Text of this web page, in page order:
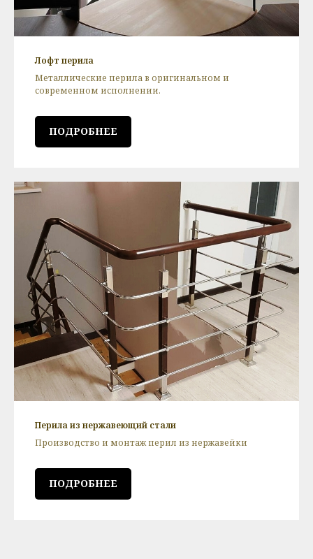
Лофт перила
Металлические перила в оригинальном и
современном исполнении.
ПОДРОБНЕЕ
Перила из нержавеющий стали
Производство и монтаж перил из нержавейки
ПОДРОБНЕЕ